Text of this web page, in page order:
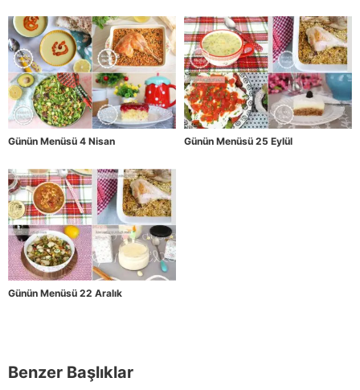
Günün Menüsü 4 Nisan Günün Menüsü 25 Eylül
Günün Menüsü 22 Aralık
Benzer Başlıklar